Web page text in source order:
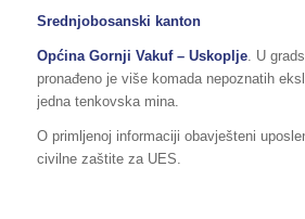
Srednjobosanski kanton
Općina Gornji Vakuf – Uskoplje. U
pronađeno je više komada nepoznatih
jedna tenkovska mina.
O primljenoj informaciji obavješteni
civilne zaštite za UES.